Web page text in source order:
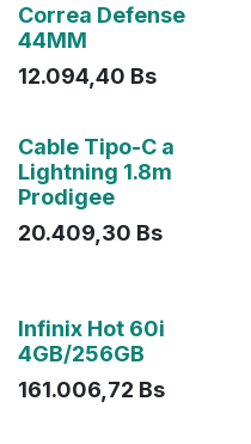
Correa Defense
44MM
12.094,40 Bs
Agotado
Cable Tipo-C a
Lightning 1.8m
Prodigee
20.409,30 Bs
Agotado
Infinix Hot 60i
4GB/256GB
161.006,72 Bs